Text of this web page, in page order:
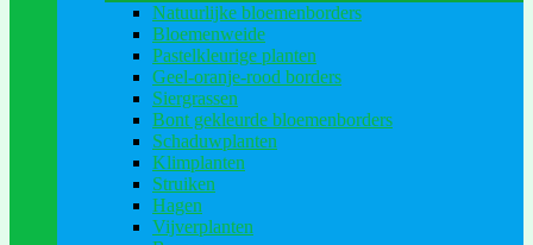
Natuurlijke bloemenborders
Bloemenweide
Pastelkleurige planten
Geel-oranje-rood borders
Siergrassen
Bont gekleurde bloemenborders
Schaduwplanten
Klimplanten
Struiken
Hagen
Vijverplanten